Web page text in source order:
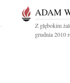
ADAM
Z głębokim
grudnia 2010